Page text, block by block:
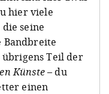
hier viele
seine
Bandbreite
übrigens Teil der
Künste– du
einen